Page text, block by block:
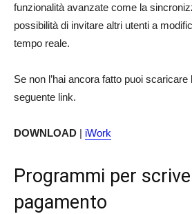
funzionalità avanzate come la
possibilità di invitare altri utenti a
tempo reale.
Se non l’hai ancora fatto puoi scaricare
seguente link.
DOWNLOAD | iWork
Programmi per
pagamento